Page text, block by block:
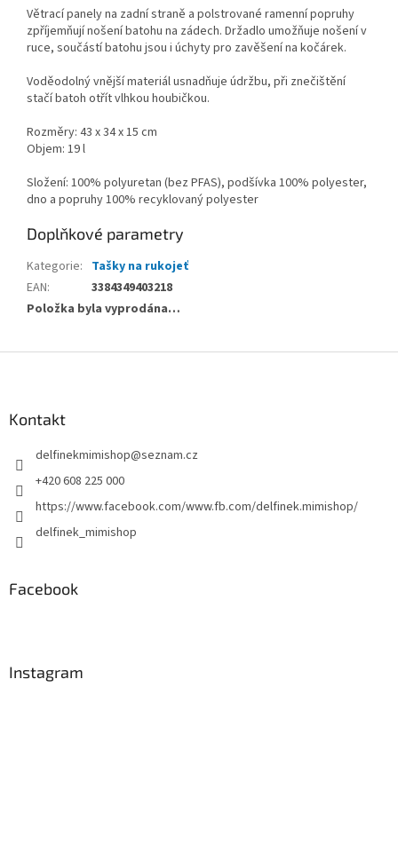
Větrací panely na zadní straně a polstrované ramenní popruhy
zpříjemňují nošení batohu na zádech. Držadlo umožňuje nošení v
ruce, součástí batohu jsou i úchyty pro zavěšení na kočárek.
Voděodolný vnější materiál usnadňuje údržbu, při znečištění
stačí batoh otřít vlhkou houbičkou.
Rozměry: 43 x 34 x 15 cm
Objem: 19 l
Složení: 100% polyuretan (bez PFAS), podšívka 100% polyester,
dno a popruhy 100% recyklovaný polyester
Doplňkové parametry
Kategorie: Tašky na rukojeť
EAN:
3384349403218
Položka byla vyprodána…
Kontakt
delfinekmimishop@seznam.cz
+420 608 225 000
https://www.facebook.com/www.fb.com/delfinek.mimishop/
delfinek_mimishop
Facebook
Instagram